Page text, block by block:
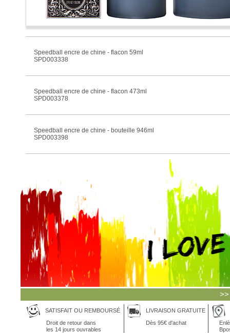
Speedball encre de chine - flacon 59ml
SPD003338
Speedball encre de chine - flacon 473ml
SPD003378
Speedball encre de chine - bouteille 946ml
SPD003398
SATISFAIT OU REMBOURSÉ
Droit de retour dans
les 14 jours ouvrables
LIVRAISON GRATUITE
Dès 95€ d'achat